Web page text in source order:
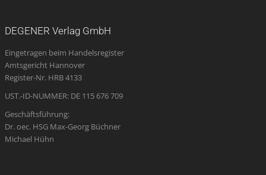
in
new
window
in
new
window
in
new
window
opens
in
new
window
in
new
DEGENER Verlag GmbH
Eingetragen beim Handelsregister
Amtsgericht Hannover
Register-Nr. HRB 4133
UST.-ID-NUMMER: DE 115 676 709
Geschäftsführung:
Dr. oec. HSG Max-Georg Büchner
Michael Hühn